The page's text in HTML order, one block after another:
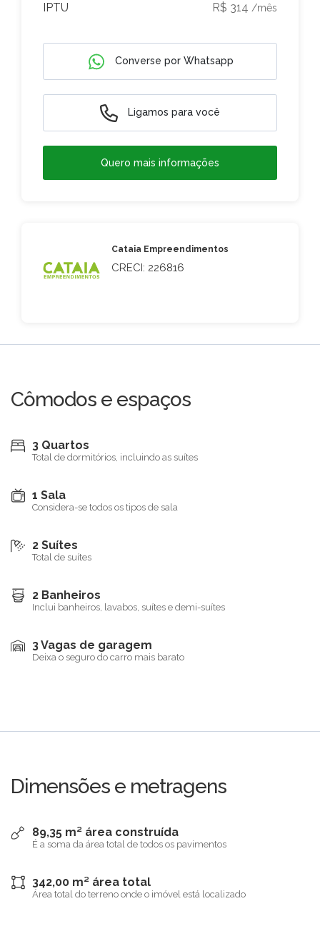
IPTU R$ 314 /mês
Converse por Whatsapp
Ligamos para você
Quero mais informações
Cataia Empreendimentos
CRECI: 226816
Cômodos e espaços
3 Quartos
Total de dormitórios, incluindo as suítes
1 Sala
Considera-se todos os tipos de sala
2 Suítes
Total de suítes
2 Banheiros
Inclui banheiros, lavabos, suítes e demi-suítes
3 Vagas de garagem
Deixa o seguro do carro mais barato
Dimensões e metragens
89,35 m² área construída
É a soma da área total de todos os pavimentos
342,00 m² área total
Área total do terreno onde o imóvel está localizado